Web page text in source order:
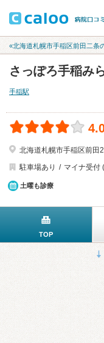
«北海道札幌市手稲区前田二条
さっぽろ手稲み
手稲駅
北海道札幌市手稲区前田
駐車場あり
マイナ受付
土曜も診療
TOP